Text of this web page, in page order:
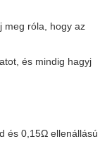
meg róla, hogy az
és mindig hagyj
és 0,15Ω ellenállású